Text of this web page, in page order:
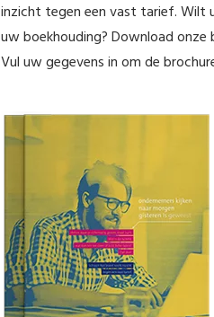
inzicht tegen een vast tarief. Wilt
uw boekhouding? Download
Vul uw gegevens in om de